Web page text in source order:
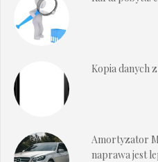
Kopia danych
Amortyzator
naprawa jest